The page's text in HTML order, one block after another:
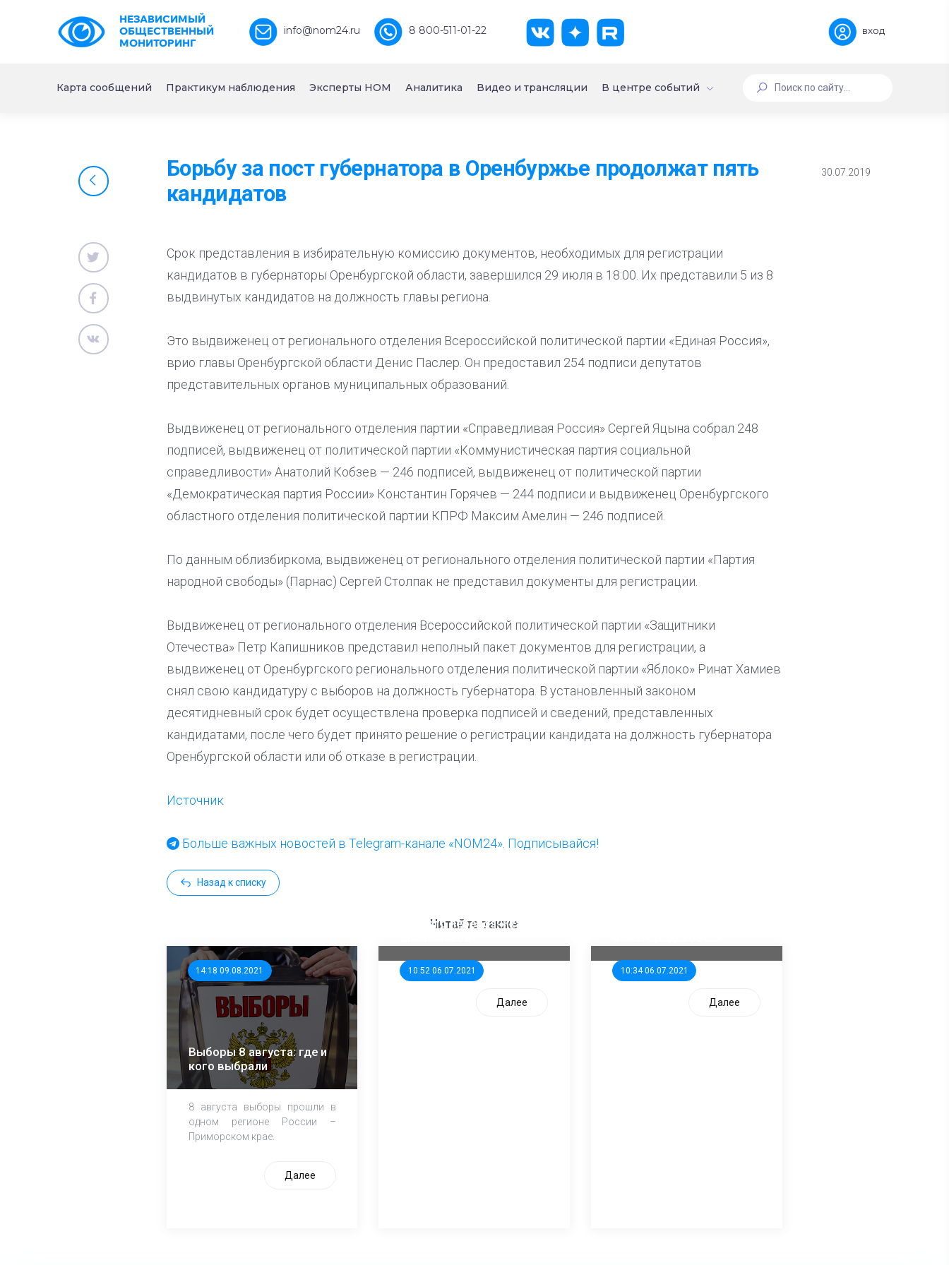
НЕЗАВИСИМЫЙ
ОБЩЕСТВЕННЫЙ
МОНИТОРИНГ
info@nom24.ru 8 800-511-01-22 вход
Карта сообщений Практикум наблюдения Эксперты НОМ Аналитика Видео и трансляции В центре событий
Борьбу за пост губернатора в Оренбуржье продолжат пять
кандидатов
30.07.2019
Срок представления в избирательную комиссию документов, необходимых для регистрации
кандидатов в губернаторы Оренбургской области, завершился 29 июля в 18:00. Их представили 5 из 8
выдвинутых кандидатов на должность главы региона.
Это выдвиженец от регионального отделения Всероссийской политической партии «Единая Россия»,
врио главы Оренбургской области Денис Паслер. Он предоставил 254 подписи депутатов
представительных органов муниципальных образований.
Выдвиженец от регионального отделения партии «Справедливая Россия» Сергей Яцына собрал 248
подписей, выдвиженец от политической партии «Коммунистическая партия социальной
справедливости» Анатолий Кобзев — 246 подписей, выдвиженец от политической партии
«Демократическая партия России» Константин Горячев — 244 подписи и выдвиженец Оренбургского
областного отделения политической партии КПРФ Максим Амелин — 246 подписей.
По данным облизбиркома, выдвиженец от регионального отделения политической партии «Партия
народной свободы» (Парнас) Сергей Столпак не представил документы для регистрации.
Выдвиженец от регионального отделения Всероссийской политической партии «Защитники
Отечества» Петр Капишников представил неполный пакет документов для регистрации, а
выдвиженец от Оренбургского регионального отделения политической партии «Яблоко» Ринат Хамиев
снял свою кандидатуру с выборов на должность губернатора. В установленный законом
десятидневный срок будет осуществлена проверка подписей и сведений, представленных
кандидатами, после чего будет принято решение о регистрации кандидата на должность губернатора
Оренбургской области или об отказе в регистрации.
Источник
Больше важных новостей в Telegram-канале «NOM24». Подписывайся!
Назад к списку
Читайте также
14:18 09.08.2021
Выборы 8 августа: где и
кого выбрали
8 августа выборы прошли в
одном регионе России –
Приморском крае.
Далее
10:52 06.07.2021
единого перевозчика для
Далее
10:34 06.07.2021
Далее